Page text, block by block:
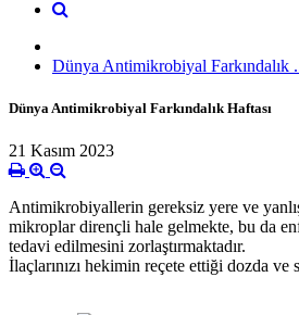
Dünya Antimikrobiyal Farkındalık
Dünya Antimikrobiyal Farkındalık Haftası
21 Kasım 2023
Antimikrobiyallerin gereksiz yere ve
mikroplar dirençli hale gelmekte, bu da
tedavi edilmesini zorlaştırmaktadır.
İlaçlarınızı hekimin reçete ettiği dozda ve